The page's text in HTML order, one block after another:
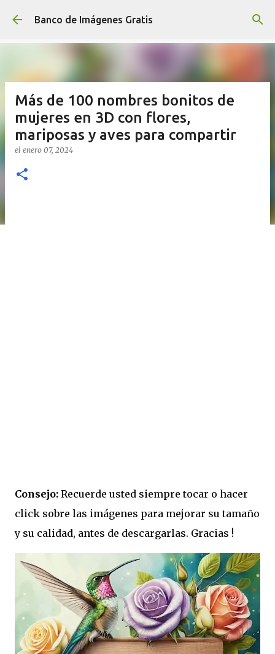
Ir al contenido principal
Banco de Imágenes Gratis
Más de 100 nombres bonitos de
mujeres en 3D con flores,
mariposas y aves para compartir
el enero 07, 2024
Consejo: Recuerde usted siempre tocar o hacer
click sobre las imágenes para mejorar su tamaño
y su calidad, antes de descargarlas. Gracias !